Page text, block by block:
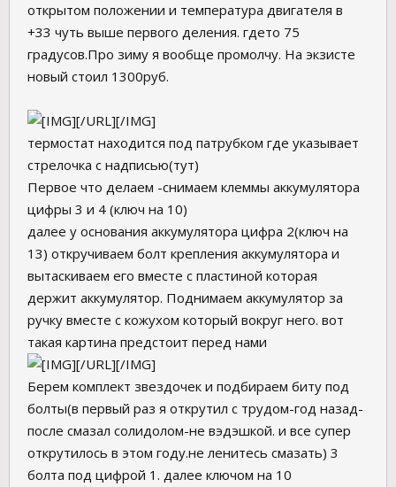
открытом положении и температура двигателя в
+33 чуть выше первого деления. гдето 75
градусов.Про зиму я вообще промолчу. На экзисте
новый стоил 1300руб.
[/URL][/IMG]
термостат находится под патрубком где указывает
стрелочка с надписью(тут)
Первое что делаем -снимаем клеммы аккумулятора
цифры 3 и 4 (ключ на 10)
далее у основания аккумулятора цифра 2(ключ на
13) откручиваем болт крепления аккумулятора и
вытаскиваем его вместе с пластиной которая
держит аккумулятор. Поднимаем аккумулятор за
ручку вместе с кожухом который вокруг него. вот
такая картина предстоит перед нами
[/URL][/IMG]
Берем комплект звездочек и подбираем биту под
болты(в первый раз я открутил с трудом-год назад-
после смазал солидолом-не вэдэшкой. и все супер
открутилось в этом году.не ленитесь смазать) 3
болта под цифрой 1. далее ключом на 10